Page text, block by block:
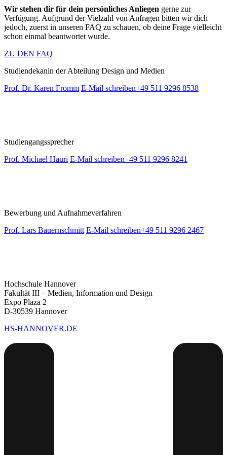
Wir stehen dir für dein persönliches Anliegen gerne zur
Verfügung. Aufgrund der Vielzahl von Anfragen bitten wir dich
jedoch, zuerst in unseren FAQ zu schauen, ob deine Frage vielleicht
schon einmal beantwortet wurde.
ZU DEN FAQ
Studiendekanin der Abteilung Design und Medien
Prof. Dr. Karen Fromm E-Mail schreiben+49 511 9296 8538
Studiengangssprecher
Prof. Michael Hauri E-Mail schreiben+49 511 9296 8241
Bewerbung und Aufnahmeverfahren
Prof. Lars Bauernschmitt E-Mail schreiben+49 511 9296 2467
Hochschule Hannover
Fakultät III – Medien, Information und Design
Expo Plaza 2
D-30539 Hannover
HS-HANNOVER.DE